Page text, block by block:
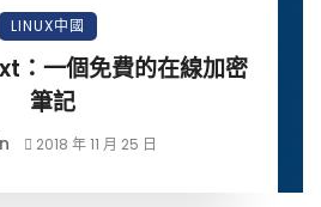
LINUX中國
一個免費的在線加密
筆記
2018 年 11 月 25 日